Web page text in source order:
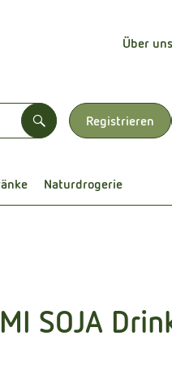
Über uns
Registrieren
Suchen
Naturdrogerie
SOJA
hinzufügen